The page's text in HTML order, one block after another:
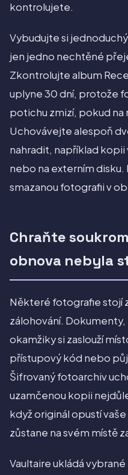
kontrolujete.
Vybudujte si
jen jedno nechtěné
Zkontrolujte album
uplyne 30 dní, protože
potichu zmizí, pokud
Uchovávejte alespoň
nahradit, například
nebo na externím
smazanou fotografii v
Chraňte
obnova nebyla
Některé fotografie stojí
zálohování.
okamžiky si zaslouží
přístupový kód nebo
Šifrovaný fotoarchiv
uzamčenou kopii
když originál opustí
zůstane na svém místě
Vaultaire ukládá